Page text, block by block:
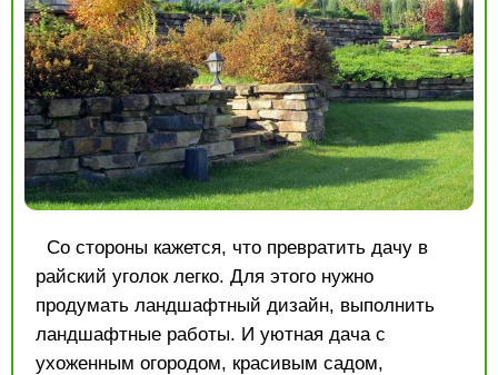
Со стороны кажется, что превратить дачу в
райский уголок легко. Для этого нужно
продумать ландшафтный дизайн, выполнить
ландшафтные работы. И уютная дача с
ухоженным огородом, красивым садом,